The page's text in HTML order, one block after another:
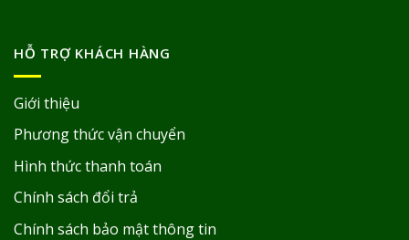
HỖ TRỢ KHÁCH HÀNG
Giới thiệu
Phương thức vận chuyển
Hình thức thanh toán
Chính sách đổi trả
Chính sách bảo mật thông tin